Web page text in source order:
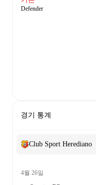
Defender
경기 통계
Club Sport Herediano
4월 26일